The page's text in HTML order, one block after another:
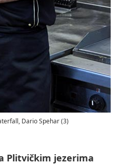
Dario Spehar (3)
Plitvičkim jezerima